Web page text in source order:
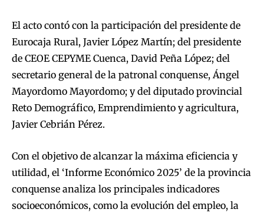
El acto contó con la participación del presidente de
Eurocaja Rural, Javier López Martín; del presidente
de CEOE CEPYME Cuenca, David Peña López; del
secretario general de la patronal conquense, Ángel
Mayordomo Mayordomo; y del diputado provincial
Reto Demográfico, Emprendimiento y agricultura,
Javier Cebrián Pérez.
Con el objetivo de alcanzar la máxima eficiencia y
utilidad, el ‘Informe Económico 2025’ de la provincia
conquense analiza los principales indicadores
socioeconómicos, como la evolución del empleo, la